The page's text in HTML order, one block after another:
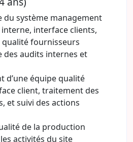
du système management
interface clients,
qualité fournisseurs
des audits internes et
d’une équipe qualité
client, traitement des
et suivi des actions
de la production
activités du site